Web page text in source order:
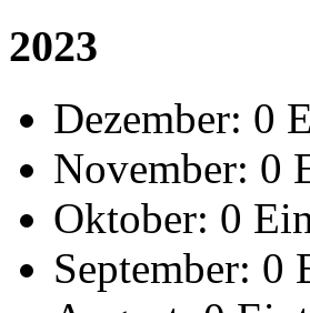
2023
Dezember: 0
November: 0
Oktober: 0
September: 0